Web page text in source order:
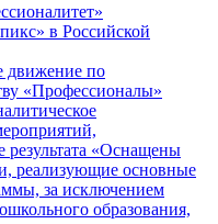
в Российской
движение по
«Профессионалы»
результата «Оснащены
реализующие основные
за исключением
образования,